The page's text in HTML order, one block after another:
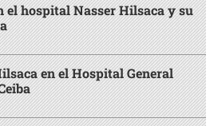
el hospital Nasser Hilsaca y su
en el Hospital General